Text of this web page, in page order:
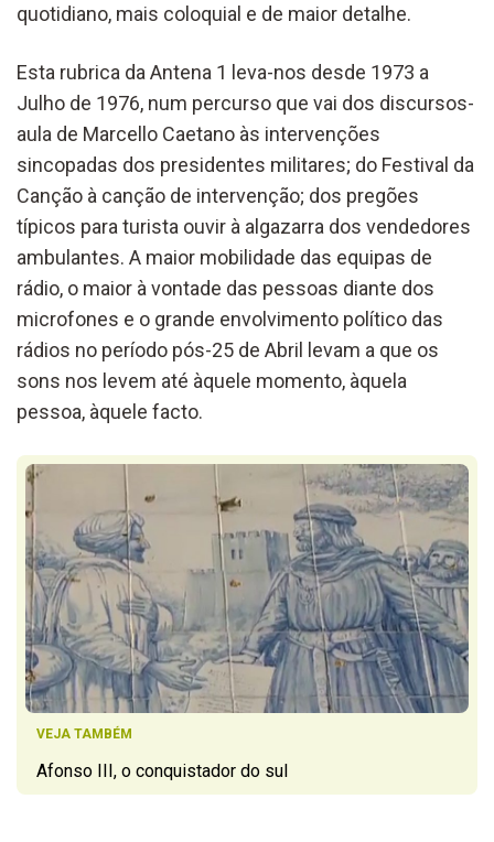
quotidiano, mais coloquial e de maior detalhe.
Esta rubrica da Antena 1 leva-nos desde 1973 a
Julho de 1976, num percurso que vai dos discursos-
aula de Marcello Caetano às intervenções
sincopadas dos presidentes militares; do Festival da
Canção à canção de intervenção; dos pregões
típicos para turista ouvir à algazarra dos vendedores
ambulantes. A maior mobilidade das equipas de
rádio, o maior à vontade das pessoas diante dos
microfones e o grande envolvimento político das
rádios no período pós-25 de Abril levam a que os
sons nos levem até àquele momento, àquela
pessoa, àquele facto.
VEJA TAMBÉM
Afonso III, o conquistador do sul